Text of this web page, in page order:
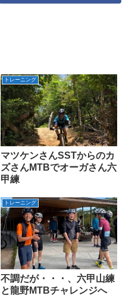
トレーニング
マツケンさんSSTからのカ
ズさんMTBでオーガさん六
甲練
トレーニング
不調だが・・・、六甲山練
と龍野MTBチャレンジへ